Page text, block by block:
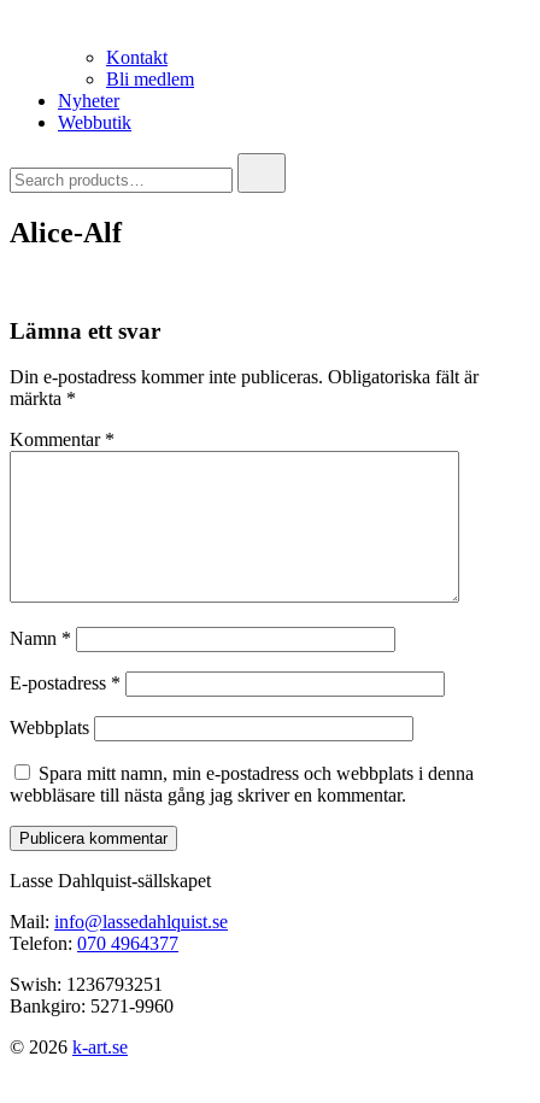
Kontakt
Bli medlem
Nyheter
Webbutik
for:
Alice-Alf
Lämna ett svar
Din e-postadress kommer inte publiceras. Obligatoriska fält är
märkta *
Kommentar *
Namn *
E-postadress *
Webbplats
Spara mitt namn, min e-postadress och webbplats i denna
webbläsare till nästa gång jag skriver en kommentar.
Lasse Dahlquist-sällskapet
Mail: info@lassedahlquist.se
Telefon: 070 4964377
Swish: 1236793251
Bankgiro: 5271-9960
© 2026 k-art.se